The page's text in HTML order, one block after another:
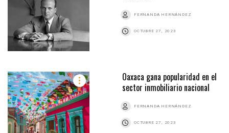
FERNANDA HERNÁNDEZ
OCTUBRE 27, 2023
Oaxaca gana popularidad en el
sector inmobiliario nacional
FERNANDA HERNÁNDEZ
OCTUBRE 27, 2023